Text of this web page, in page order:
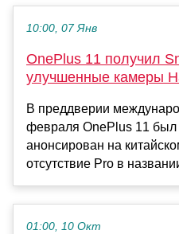
10:00, 07 Янв
OnePlus 11 получил
улучшенные камеры
В преддверии
февраля OnePlus 11
анонсирован на
отсутствие Pro в
01:00, 10 Окт